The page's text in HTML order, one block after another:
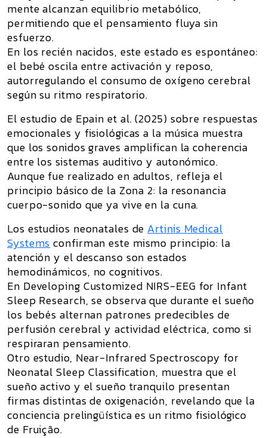
mente alcanzan equilibrio metabólico,
permitiendo que el pensamiento fluya sin
esfuerzo.
En los recién nacidos, este estado es espontáneo:
el bebé oscila entre activación y reposo,
autorregulando el consumo de oxígeno cerebral
según su ritmo respiratorio.
El estudio de Epain et al. (2025) sobre respuestas
emocionales y fisiológicas a la música muestra
que los sonidos graves amplifican la coherencia
entre los sistemas auditivo y autonómico.
Aunque fue realizado en adultos, refleja el
principio básico de la Zona 2: la resonancia
cuerpo-sonido que ya vive en la cuna.
Los estudios neonatales de Artinis Medical
Systems confirman este mismo principio: la
atención y el descanso sonestados
hemodinámicos, no cognitivos.
En Developing Customized NIRS-EEG for Infant
Sleep Research, se observa que durante el sueño
los bebés alternan patrones predecibles de
perfusión cerebral y actividad eléctrica, como si
respiraran pensamiento.
Otro estudio, Near-Infrared Spectroscopy for
Neonatal Sleep Classification, muestra que el
sueño activo y el sueño tranquilo presentan
firmas distintas de oxigenación, revelando que la
conciencia prelingüística es un ritmo fisiológico
de Fruição.